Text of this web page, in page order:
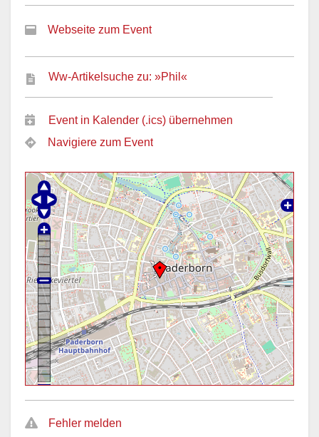
Webseite zum Event
Ww-Artikelsuche zu: »Phil«
Event in Kalender (.ics) übernehmen
Navigiere zum Event
Fehler melden